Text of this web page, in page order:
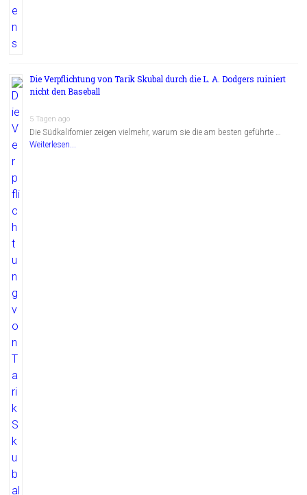
Die Verpflichtung von Tarik Skubal durch die L. A. Dodgers ruiniert
nicht den Baseball
5 Tagen ago
Die Südkalifornier zeigen vielmehr, warum sie die am besten geführte …
Weiterlesen...